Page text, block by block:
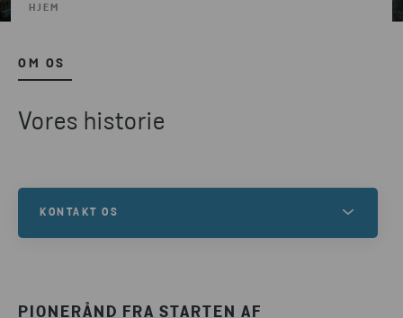
HJEM
OM OS
Vores historie
PIONERÅND FRA STARTEN AF
KONTAKT OS
til at indsamle, sortere eller genanvende dit affald –